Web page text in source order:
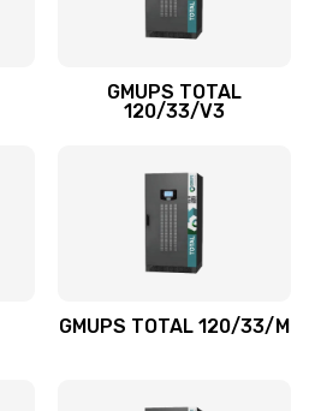
GMUPS TOTAL
120/33/V3
GMUPS TOTAL 120/33/M